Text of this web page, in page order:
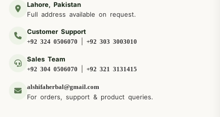
Lahore, Pakistan
Full address available on request.
Customer Support
+92 324 0506070 +92 303 3003010
Sales Team
+92 304 0506070 +92 321 3131415
alshifaherbal@gmail.com
For orders, support & product queries.